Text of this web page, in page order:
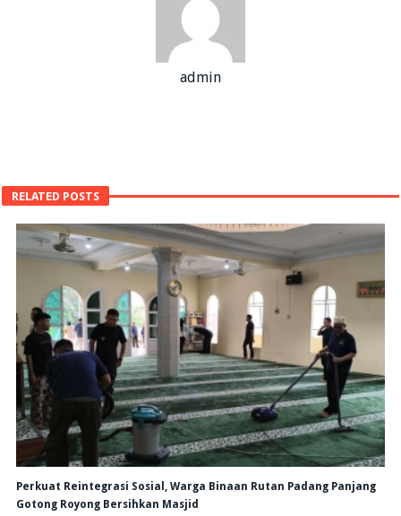
admin
RELATED POSTS
Perkuat Reintegrasi Sosial, Warga Binaan Rutan Padang Panjang
Gotong Royong Bersihkan Masjid